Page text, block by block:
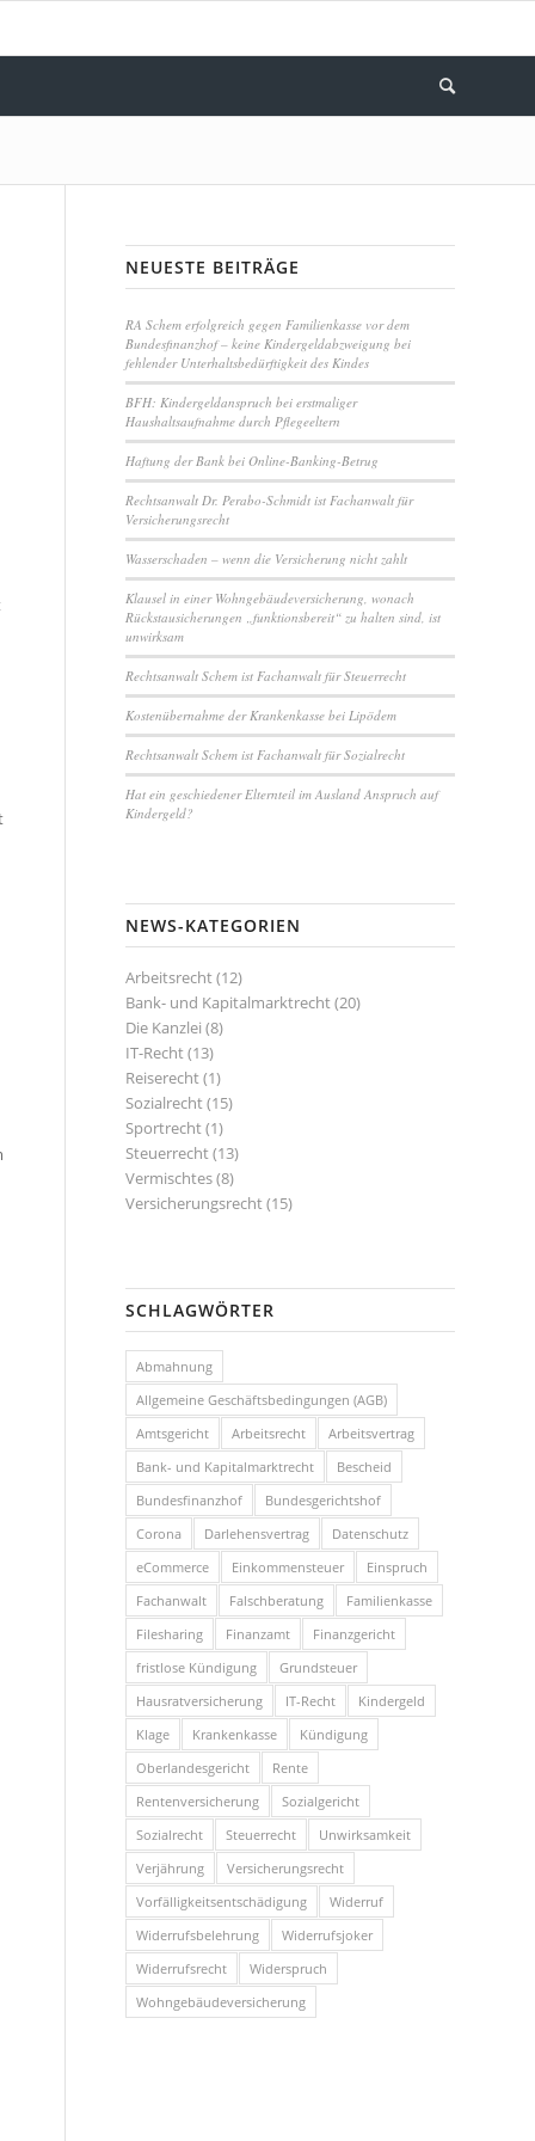
NEUESTE BEITRÄGE
RA Schem erfolgreich gegen Familienkasse vor dem
Bundesfinanzhof – keine Kindergeldabzweigung bei
fehlender Unterhaltsbedürftigkeit des Kindes
BFH: Kindergeldanspruch bei erstmaliger
Haushaltsaufnahme durch Pflegeeltern
Haftung der Bank bei Online-Banking-Betrug
Rechtsanwalt Dr. Perabo-Schmidt ist Fachanwalt für
Versicherungsrecht
Wasserschaden – wenn die Versicherung nicht zahlt
Klausel in einer Wohngebäudeversicherung, wonach
Rückstausicherungen „funktionsbereit“ zu halten sind, ist
unwirksam
Rechtsanwalt Schem ist Fachanwalt für Steuerrecht
Kostenübernahme der Krankenkasse bei Lipödem
Rechtsanwalt Schem ist Fachanwalt für Sozialrecht
Hat ein geschiedener Elternteil im Ausland Anspruch auf
Kindergeld?
NEWS-KATEGORIEN
Arbeitsrecht(12)
Bank- und Kapitalmarktrecht(20)
Die Kanzlei (8)
IT-Recht(13)
Reiserecht(1)
Sozialrecht(15)
Sportrecht(1)
Steuerrecht(13)
Vermischtes(8)
Versicherungsrecht(15)
SCHLAGWÖRTER
Abmahnung
Allgemeine Geschäftsbedingungen (AGB)
Amtsgericht
Arbeitsrecht
Arbeitsvertrag
Bank- und Kapitalmarktrecht
Bescheid
Bundesfinanzhof
Bundesgerichtshof
Corona
Darlehensvertrag
Datenschutz
eCommerce
Einkommensteuer
Einspruch
Fachanwalt
Falschberatung
Familienkasse
Filesharing
Finanzamt
Finanzgericht
fristlose Kündigung
Grundsteuer
Hausratversicherung
IT-Recht
Kindergeld
Klage
Krankenkasse
Kündigung
Oberlandesgericht
Rente
Rentenversicherung
Sozialgericht
Sozialrecht
Steuerrecht
Unwirksamkeit
Verjährung
Versicherungsrecht
Vorfälligkeitsentschädigung
Widerruf
Widerrufsbelehrung
Widerrufsjoker
Widerrufsrecht
Widerspruch
Wohngebäudeversicherung